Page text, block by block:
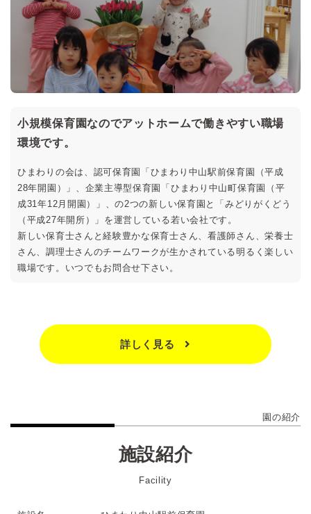
小規模保育園なのでアットホームで働きやすい職場
環境です。
ひまわりの会は、認可保育園「ひまわり中山駅前保育園（平成
28年開園）」、企業主導型保育園「ひまわり中山町保育園（平
成31年12月開園）」、の2つの新しい保育園と「みどりがくどう
（平成27年開所）」を運営している若い会社です。
新しい保育士さんと経験豊かな保育士さん、看護師さん、栄養士
さん、調理士さんのチームワークが生かされている明るく楽しい
職場です。いつでもお問合せ下さい。
詳しく見る
園の紹介
施設紹介
Facility